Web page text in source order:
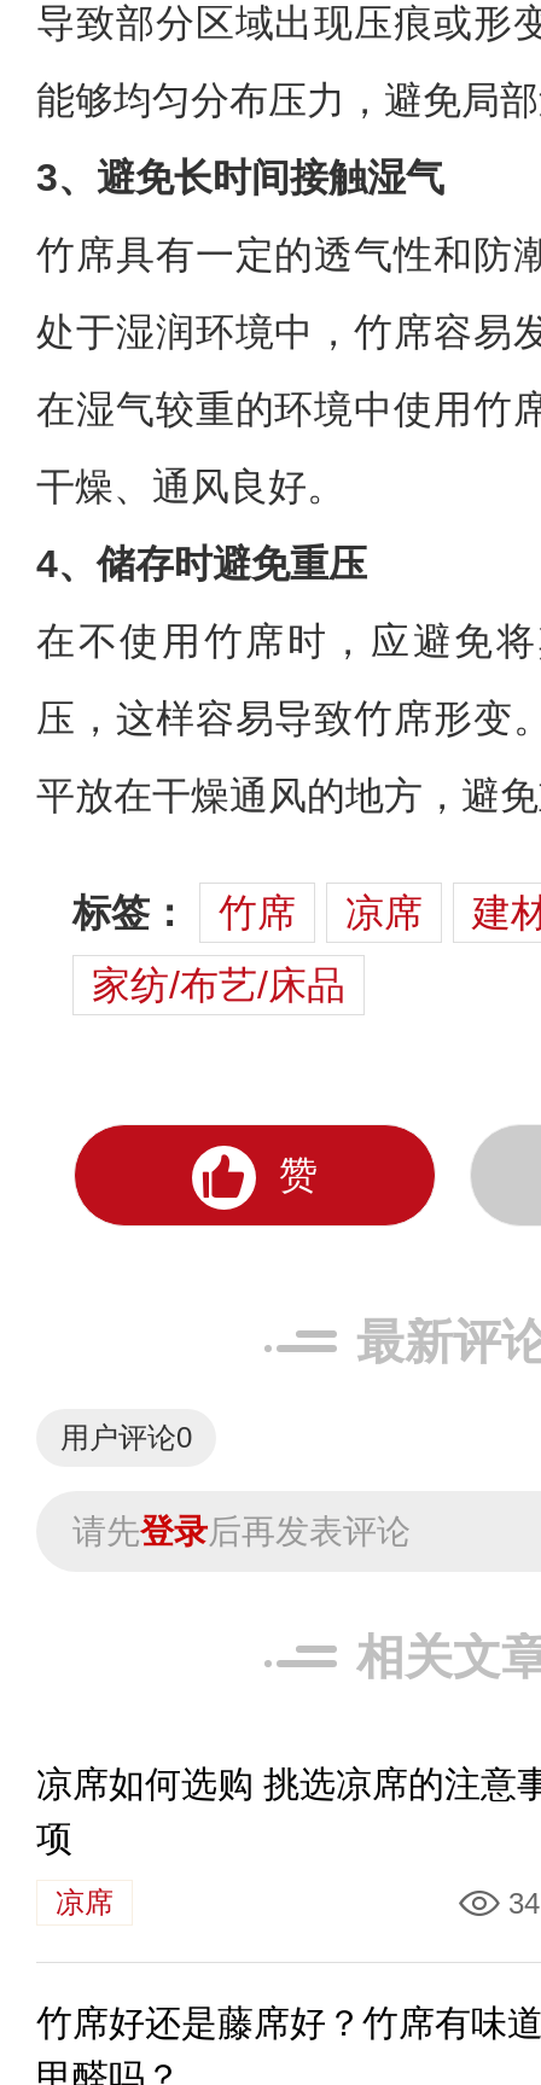
导致部分区域出现压痕或形
能够均匀分布压力，避免局
3、避免长时间接触湿气
竹席具有一定的透气性和防
处于湿润环境中，竹席容易
在湿气较重的环境中使用竹
干燥、通风良好。
4、储存时避免重压
在不使用竹席时，应避免
压，这样容易导致竹席形变
平放在干燥通风的地方，避
标签： 竹席 凉席
建
家纺/布艺/床品
赞
最新评
用户评论0
请先登录后再发表评论
相关文
凉席如何选购 挑选凉席的注意
项
凉席
竹席好还是藤席好？竹席有味